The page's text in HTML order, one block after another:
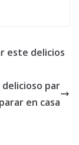
este delicios
par
en casa